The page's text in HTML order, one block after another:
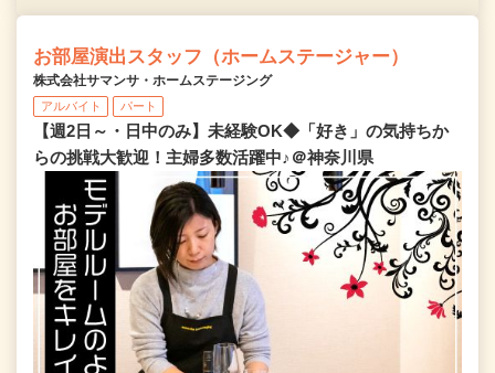
お部屋演出スタッフ（ホームステージャー）
株式会社サマンサ・ホームステージング
アルバイト パート
【週2日～・日中のみ】未経験OK◆「好き」の気持ちか
らの挑戦大歓迎！主婦多数活躍中♪＠神奈川県